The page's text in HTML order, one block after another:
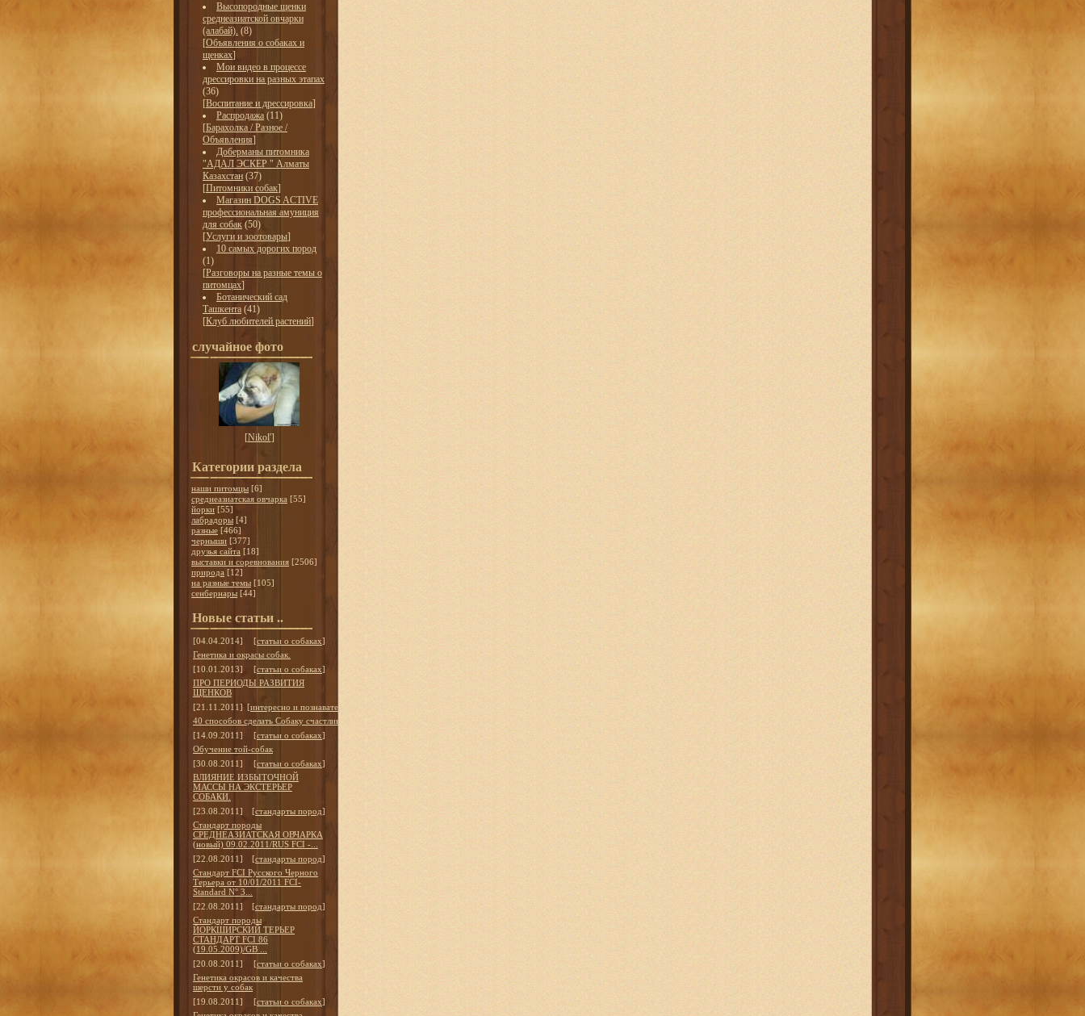
Высопородные щенки
среднеазиатской овчарки
(алабай). (8)
[Объявления о собаках и
щенках]
Мои видео в процессе
дрессировки на разных этапах
(36)
[Воспитание и дрессировка]
Распродажа (11)
[Барахолка / Разное /
Объявления]
Доберманы питомника
"АДАЛ ЭСКЕР " Алматы
Казахстан (37)
[Питомники собак]
Магазин DOGS ACTIVE
профессиональная амуниция
для собак (50)
[Услуги и зоотовары]
10 самых дорогих пород
(1)
[Разговоры на разные темы о
питомцах]
Ботанический сад
Ташкента (41)
[Клуб любителей растений]
случайное фото
[Nikol']
Категории раздела
наши питомцы [6]
среднеазиатская овчарка [55]
йорки [55]
лабрадоры [4]
разные [466]
черныши [377]
друзья сайта [18]
выставки и соревнования [2506]
природа [12]
на разные темы [105]
сенбернары [44]
Новые статьи ..
[04.04.2014] [статьи о собаках]
Генетика и окрасы собак.
[10.01.2013]
[статьи о собаках]
ПРО ПЕРИОДЫ РАЗВИТИЯ
ЩЕНКОВ
[21.11.2011] [интересно и познавательно
40 способов сделать Собаку счастливой
[14.09.2011]
[статьи о собаках]
Обучение той-собак
[30.08.2011]
[статьи о собаках]
ВЛИЯНИЕ ИЗБЫТОЧНОЙ
МАССЫ НА ЭКСТЕРЬЕР
СОБАКИ.
[23.08.2011]
[стандарты пород]
Стандарт породы
СРЕДНЕАЗИАТСКАЯ ОВЧАРКА
(новый) 09.02.2011/RUS FCI -...
[22.08.2011]
[стандарты пород]
Стандарт FCI Русского Черного
Терьера от 10/01/2011 FCI-
Standard N° 3...
[22.08.2011]
[стандарты пород]
Стандарт породы
ЙОРКШИРСКИЙ ТЕРЬЕР
СТАНДАРТ FCI 86
(19.05.2009)/GB ...
[20.08.2011]
[статьи о собаках]
Генетика окрасов и качества
шерсти у собак
[19.08.2011]
[статьи о собаках]